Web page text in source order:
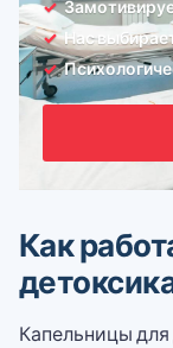
Нас
Как
Капельницы